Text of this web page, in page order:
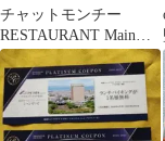
チャットモンチー
RESTAURANT Main
Dish メインディッシュ